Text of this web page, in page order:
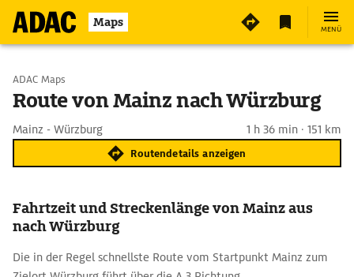
Maps MENÜ
Start wählen
ADAC Maps
Route von Mainz nach Würzburg
Mainz - Würzburg 1 h 36 min · 151 km
Routendetails anzeigen
Fahrtzeit und Streckenlänge von Mainz aus
nach Würzburg
Die in der Regel schnellste Route vom Startpunkt Mainz zum